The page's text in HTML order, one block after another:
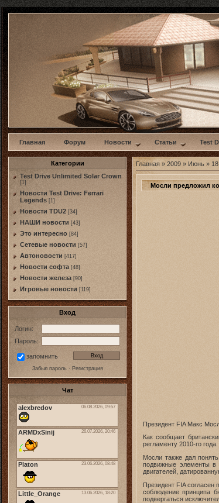
w
Главная Форум Новости Статьи Test
Категории
Test Drive Unlimited Solar Crown
[1]
Новости Test Drive: Ferrari
Legends [1]
Новости TDU2 [34]
НАШИ новости [43]
Это интересно [84]
Сетевые новости [57]
Автоновости [417]
Новости софта [48]
Новоcти железа [90]
Игровые новости [119]
Вход
Логин:
Пароль:
запомнить
Забыл пароль· Регистрация
Чат
Главная » 2009 » Июнь » 18
Мосли предложил
Президент FIA Макс
Как сообщает
регламенту 2010-го
Мосли также дал
подвижные элементы в
двигателей,
Президент FIA
соблюдение принципа
подвергаться